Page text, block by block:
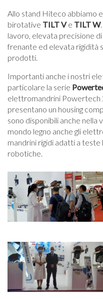
Allo stand Hiteco abbiamo
birotative TILT Ve TILT W
lavoro, elevata precisione
frenante ed elevata rigidità
prodotti.
Importanti anche i nostri
particolare la serie
elettromandrini Powertech
presentano un housing
sono disponibili anche nella
mondo legno anche gli
mandrini rigidi adatti a
robotiche.